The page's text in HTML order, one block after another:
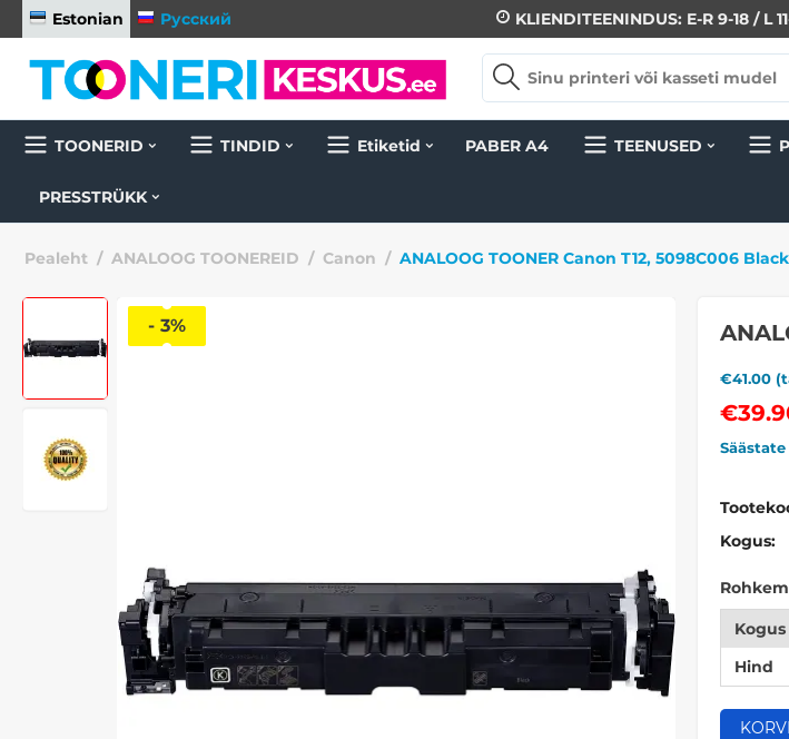
Estonian Русский KLIENDITEENINDUS: E-R 9-18 / L
TOONERID TINDID Etiketid PABER A4 TEENUSED
PRESSTRÜKK
Pealeht / ANALOOG TOONEREID / Canon / ANALOOG TOONER Canon T12, 5098C006 Black
- 3%
€41.00
€
Kogus:
Kogus
Hind
KORVI